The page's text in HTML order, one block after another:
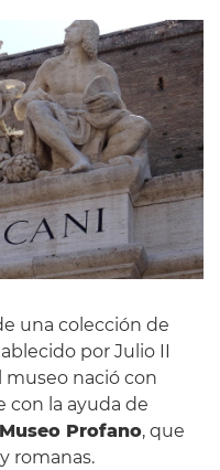
una colección de
por Julio II
museo nació con
con la ayuda de
Museo Profano, que
romanas.